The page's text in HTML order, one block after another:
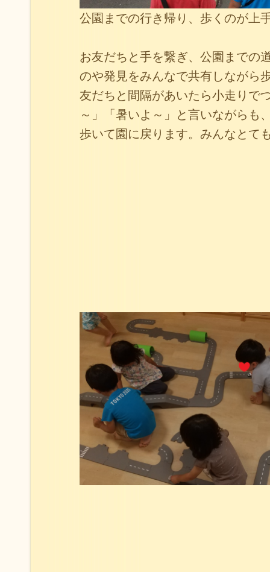
公園までの行き帰り、歩くのが上
お友だちと手を繋ぎ、公園までの
のや発見をみんなで共有しながら
友だちと間隔があいたら小走りで
～」「暑いよ～」と言いながらも
歩いて園に戻ります。みんなとて